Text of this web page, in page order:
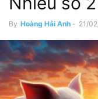
By Hoàng Hải Anh - 21/